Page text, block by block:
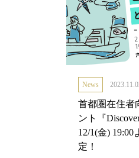
News
首都圏在住者
ント『
12/1(金)
定！